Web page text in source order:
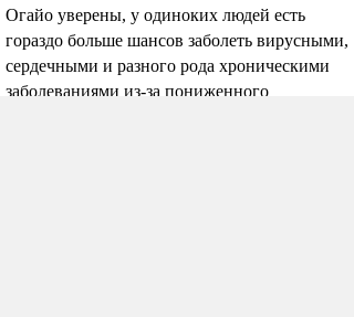
Огайо уверены, у одиноких людей есть
гораздо больше шансов заболеть вирусными,
сердечными и разного рода хроническими
заболеваниями из-за пониженного